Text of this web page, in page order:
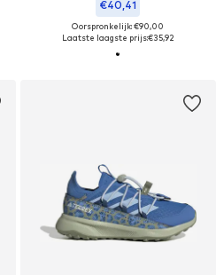
€40,41
Oorspronkelijk: €90,00
Laatste laagste prijs:€35,92